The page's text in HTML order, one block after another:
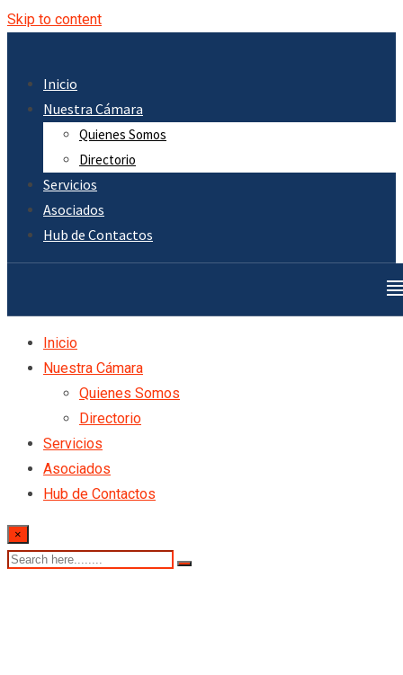
Skip to content
Inicio
Nuestra Cámara
Quienes Somos
Directorio
Servicios
Asociados
Hub de Contactos
Inicio
Nuestra Cámara
Quienes Somos
Directorio
Servicios
Asociados
Hub de Contactos
×